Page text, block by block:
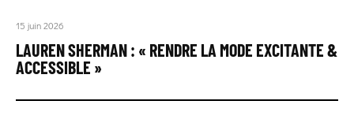
15 juin 2026
LAUREN SHERMAN : « RENDRE LA MODE EXCITANTE &
ACCESSIBLE »